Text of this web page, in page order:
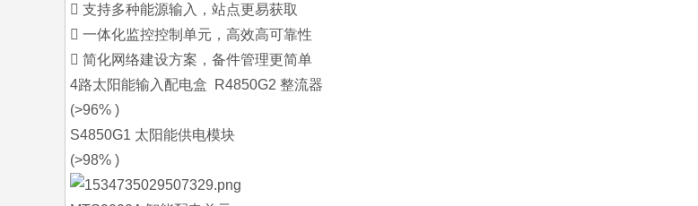
 支持多种能源输入，站点更易获取
 一体化监控控制单元，高效高可靠性
 简化网络建设方案，备件管理更简单
4路太阳能输入配电盒 R4850G2 整流器
(>96% )
S4850G1 太阳能供电模块
(>98% )